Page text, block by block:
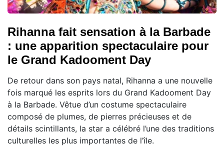
Rihanna fait sensation à la Barbade
: une apparition spectaculaire pour
le Grand Kadooment Day
De retour dans son pays natal, Rihanna a une nouvelle
fois marqué les esprits lors du Grand Kadooment Day
à la Barbade. Vêtue d’un costume spectaculaire
composé de plumes, de pierres précieuses et de
détails scintillants, la star a célébré l’une des traditions
culturelles les plus importantes de l’île.